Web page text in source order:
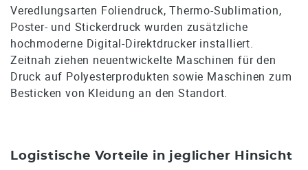
Veredlungsarten Foliendruck, Thermo-Sublimation,
Poster- und Stickerdruck wurden zusätzliche
hochmoderne Digital-Direktdrucker installiert.
Zeitnah ziehen neuentwickelte Maschinen für den
Druck auf Polyesterprodukten sowie Maschinen zum
Besticken von Kleidung an den Standort.
Logistische Vorteile in jeglicher Hinsicht